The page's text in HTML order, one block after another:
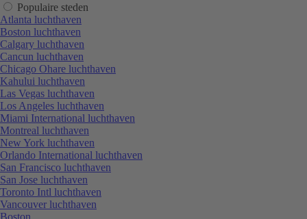
Populaire steden
Atlanta luchthaven
Boston luchthaven
Calgary luchthaven
Cancun luchthaven
Chicago Ohare luchthaven
Kahului luchthaven
Las Vegas luchthaven
Los Angeles luchthaven
Miami International luchthaven
Montreal luchthaven
New York luchthaven
Orlando International luchthaven
San Francisco luchthaven
San Jose luchthaven
Toronto Intl luchthaven
Vancouver luchthaven
Boston